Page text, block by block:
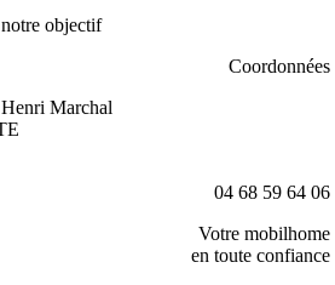
objectif
Coordonnées
Marchal
04 68 59 64 06
Votre mobilhome
en toute confiance